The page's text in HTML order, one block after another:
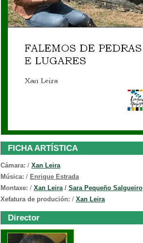
FICHA ARTÍSTICA
Cámara: / Xan Leira
Música: / Enrique Estrada
Montaxe: / Xan Leira/ Sara Pequeño Salgueiro
Xefatura de produción: / Xan Leira
Director